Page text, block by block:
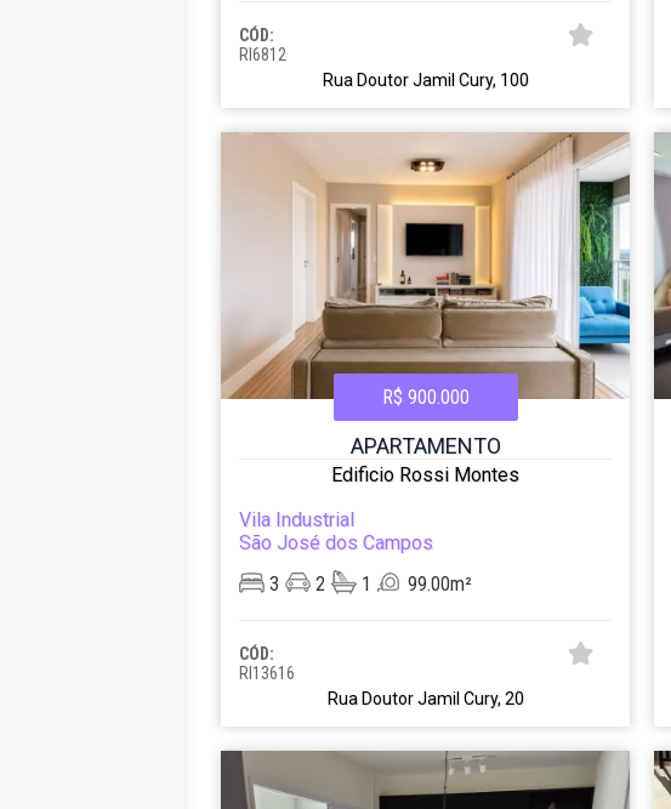
CÓD:
RI6812
Rua Doutor Jamil Cury, 100
R$ 900.000
APARTAMENTO
Edificio Rossi Montes
Vila Industrial
São José dos Campos
3
2 1 99.00m²
CÓD:
RI13616
Rua Doutor Jamil Cury, 20